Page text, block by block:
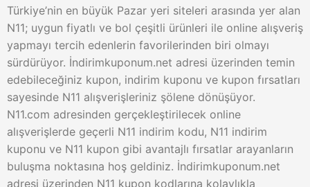
Türkiye’nin en büyük Pazar yeri siteleri arasında yer alan
N11; uygun fiyatlı ve bol çeşitli ürünleri ile online alışveriş
yapmayı tercih edenlerin favorilerinden biri olmayı
sürdürüyor. İndirimkuponum.net adresi üzerinden temin
edebileceğiniz kupon, indirim kuponu ve kupon fırsatları
sayesinde N11 alışverişleriniz şölene dönüşüyor.
N11.com adresinden gerçekleştirilecek online
alışverişlerde geçerli N11 indirim kodu, N11 indirim
kuponu ve N11 kupon gibi avantajlı fırsatlar arayanların
buluşma noktasına hoş geldiniz. İndirimkuponum.net
adresi üzerinden N11 kupon kodlarına kolaylıkla